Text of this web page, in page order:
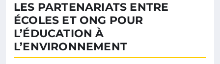
LES PARTENARIATS ENTRE
ÉCOLES ET ONG POUR
L’ÉDUCATION À
L’ENVIRONNEMENT